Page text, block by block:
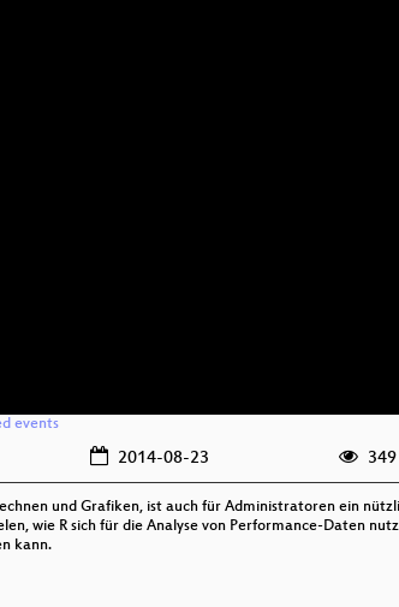
events
2014-08-23 349
und Grafiken, ist auch für Administratoren ein
wie R sich für die Analyse von Performance-Daten
kann.